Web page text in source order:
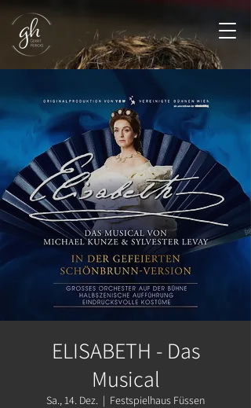
ELISABETH - Das
Musical
Sa., 14. Dez.
  |
Festspielhaus Füssen